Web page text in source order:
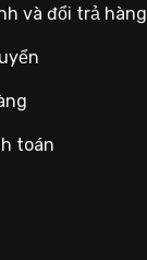
và đổi trả hàng
toán